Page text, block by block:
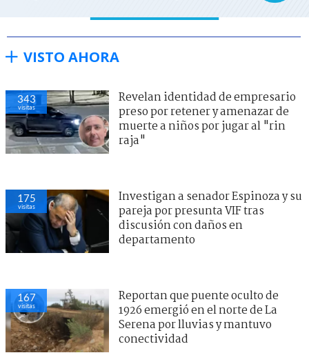
VISTO AHORA
343
visitas
Revelan identidad de empresario
preso por retener y amenazar de
muerte a niños por jugar al "rin
raja"
175
visitas
Investigan a senador Espinoza y su
pareja por presunta VIF tras
discusión con daños en
departamento
167
visitas
Reportan que puente oculto de
1926 emergió en el norte de La
Serena por lluvias y mantuvo
conectividad